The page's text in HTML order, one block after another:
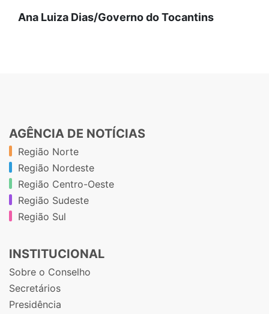
Ana Luiza Dias/Governo do Tocantins
AGÊNCIA DE NOTÍCIAS
Região Norte
Região Nordeste
Região Centro-Oeste
Região Sudeste
Região Sul
INSTITUCIONAL
Sobre o Conselho
Secretários
Presidência